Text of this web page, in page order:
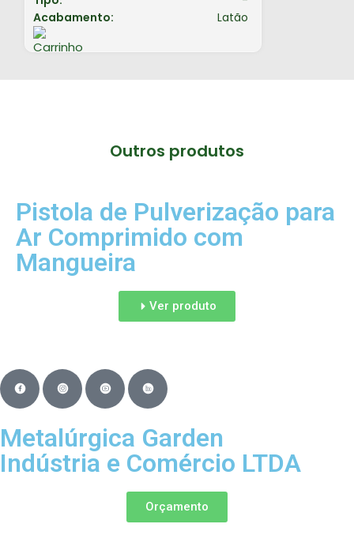
Acabamento:
Latão
Outros produtos
Pistola de Pulverização para
Ar Comprimido com
Mangueira
Ver produto
Metalúrgica Garden
Indústria e Comércio LTDA
Orçamento